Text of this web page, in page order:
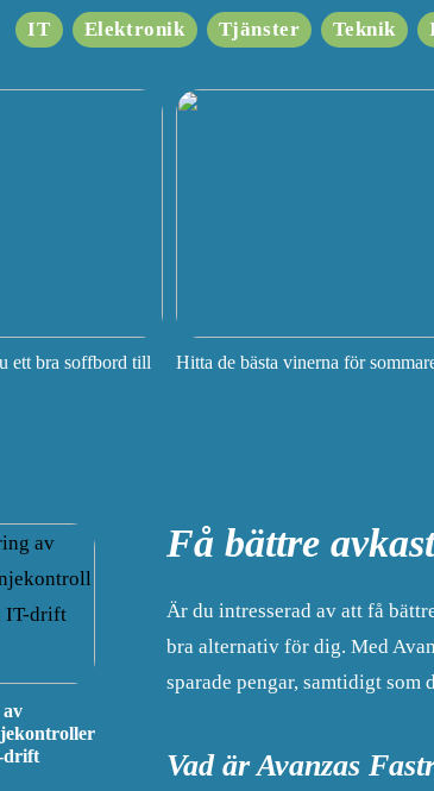
IT Elektronik Tjänster Teknik
ett bra soffbord till
Hitta de bästa vinerna för
Få bättre
Är du intresserad av att få
bra alternativ för dig. Med
sparade pengar, samtidigt
Vad är Avanzas
drift